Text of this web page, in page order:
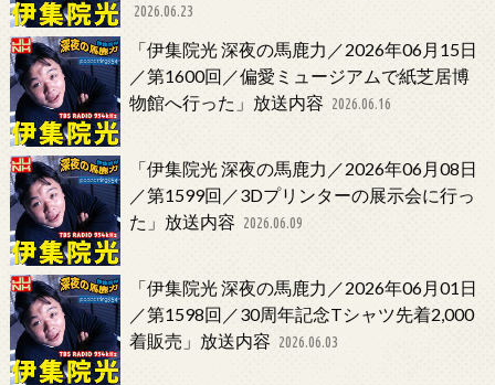
2026.06.23
「伊集院光 深夜の馬鹿力／2026年06月15日
／第1600回／偏愛ミュージアムで紙芝居博
物館へ行った」放送内容 2026.06.16
「伊集院光 深夜の馬鹿力／2026年06月08日
／第1599回／3Dプリンターの展示会に行っ
た」放送内容 2026.06.09
「伊集院光 深夜の馬鹿力／2026年06月01日
／第1598回／30周年記念Tシャツ先着2,000
着販売」放送内容 2026.06.03